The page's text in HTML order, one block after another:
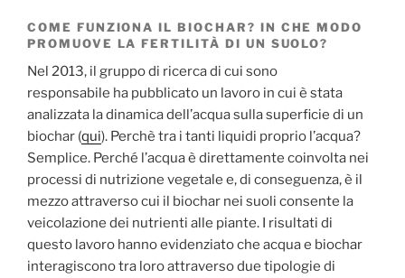
COME FUNZIONA IL BIOCHAR? IN CHE MODO
PROMUOVE LA FERTILITÀ DI UN SUOLO?
Nel 2013, il gruppo di ricerca di cui sono
responsabile ha pubblicato un lavoro in cui è stata
analizzata la dinamica dell’acqua sulla superficie di un
biochar (qui). Perchè tra i tanti liquidi proprio l’acqua?
Semplice. Perché l’acqua è direttamente coinvolta nei
processi di nutrizione vegetale e, di conseguenza, è il
mezzo attraverso cui il biochar nei suoli consente la
veicolazione dei nutrienti alle piante. I risultati di
questo lavoro hanno evidenziato che acqua e biochar
interagiscono tra loro attraverso due tipologie di